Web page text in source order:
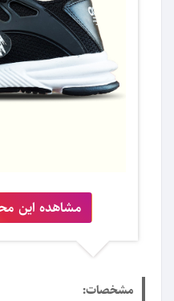
مشاهده این
مشخصات: